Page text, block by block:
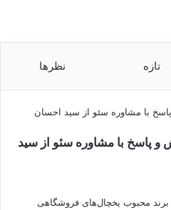
تازه نظرها
پاسخ با مشاوره سئو از سید